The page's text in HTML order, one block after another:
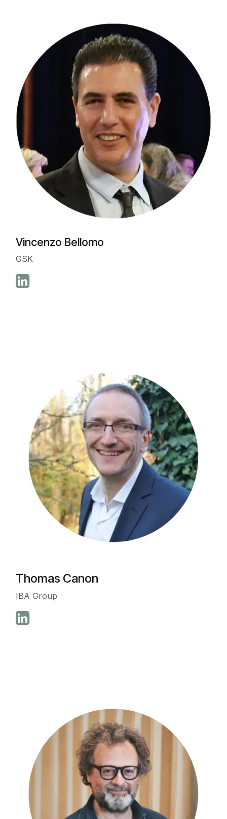
Vincenzo Bellomo
GSK
Thomas Canon
IBA Group